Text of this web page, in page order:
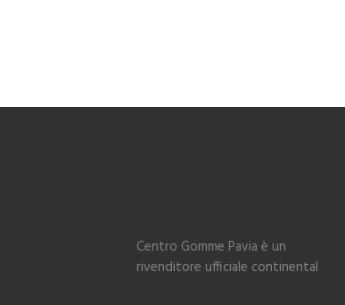
Centro Gomme Pavia è un
rivenditore ufficiale continental